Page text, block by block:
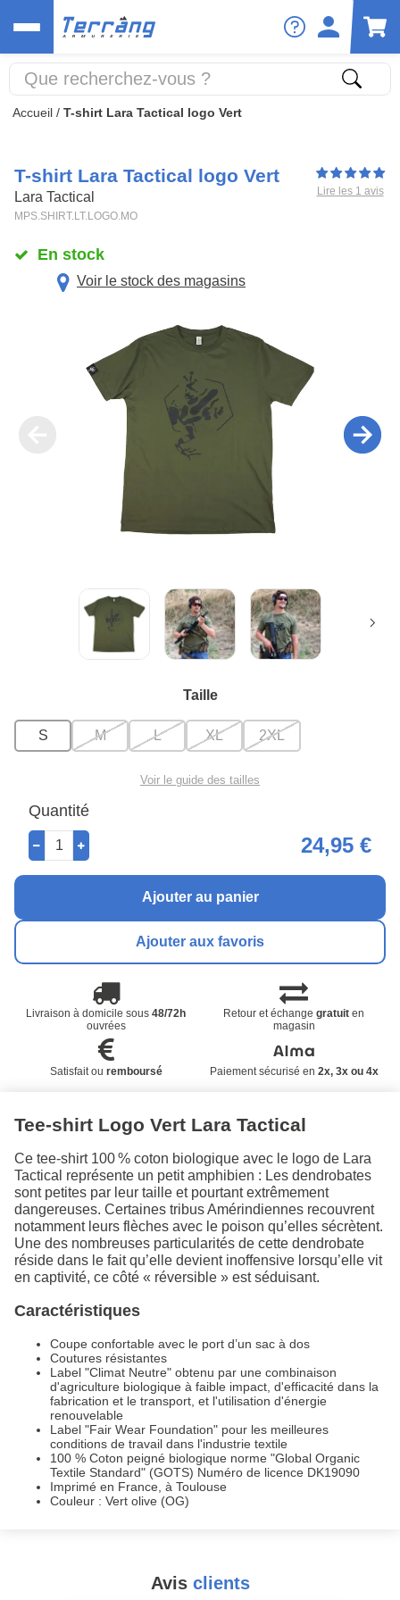
Accueil / T-shirt Lara Tactical logo Vert
T-shirt Lara Tactical logo Vert
Lara Tactical
MPS.SHIRT.LT.LOGO.MO
Lire les 1 avis
En stock
Voir le stock des magasins
Taille
S M L XL 2XL
Voir le guide des tailles
Quantité
24,95 €
Ajouter au panier
Ajouter aux favoris
Livraison à domicile sous48/72h
ouvrées
Retour et échangegratuit en
magasin
Satisfait ou remboursé Paiement sécurisé en 2x, 3x ou 4x
Tee-shirt Logo Vert Lara Tactical
Ce tee-shirt 100 % coton biologique avec le logo de Lara
Tactical représente un petit amphibien : Les dendrobates
sont petites par leur taille et pourtant extrêmement
dangereuses. Certaines tribus Amérindiennes recouvrent
notamment leurs flèches avec le poison qu’elles sécrètent.
Une des nombreuses particularités de cette dendrobate
réside dans le fait qu’elle devient inoffensive lorsqu’elle vit
en captivité, ce côté « réversible » est séduisant.
Caractéristiques
Coupe confortable avec le port d’un sac à dos
Coutures résistantes
Label "Climat Neutre" obtenu par une combinaison
d'agriculture biologique à faible impact, d'efficacité dans la
fabrication et le transport, et l'utilisation d'énergie
renouvelable
Label "Fair Wear Foundation" pour les meilleures
conditions de travail dans l'industrie textile
100 % Coton peigné biologique norme "Global Organic
Textile Standard" (GOTS) Numéro de licence DK19090
Imprimé en France, à Toulouse
Couleur : Vert olive (OG)
Avis clients